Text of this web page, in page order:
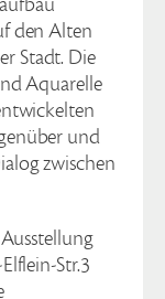
den Alten
Stadt. Die
Aquarelle
und
zwischen
Str.3